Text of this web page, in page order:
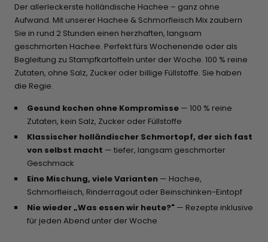
Der allerleckerste holländische Hachee – ganz ohne
Aufwand. Mit unserer Hachee & Schmorfleisch Mix zaubern
Sie in rund 2 Stunden einen herzhaften, langsam
geschmorten Hachee. Perfekt fürs Wochenende oder als
Begleitung zu Stampfkartoffeln unter der Woche. 100 % reine
Zutaten, ohne Salz, Zucker oder billige Füllstoffe. Sie haben
die Regie.
Gesund kochen ohne Kompromisse — 100 % reine
Zutaten, kein Salz, Zucker oder Füllstoffe
Klassischer holländischer Schmortopf, der sich fast
von selbst macht — tiefer, langsam geschmorter
Geschmack
Eine Mischung, viele Varianten — Hachee,
Schmorfleisch, Rinderragout oder Beinschinken-Eintopf
Nie wieder „Was essen wir heute?" — Rezepte inklusive
für jeden Abend unter der Woche